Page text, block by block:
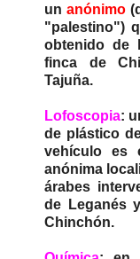
unanónimo
"palestino")
obtenido de
finca de
Tajuña.
Lofoscopia:
de plástico
vehículo es
anónima
árabes
de Leganés
Chinchón.